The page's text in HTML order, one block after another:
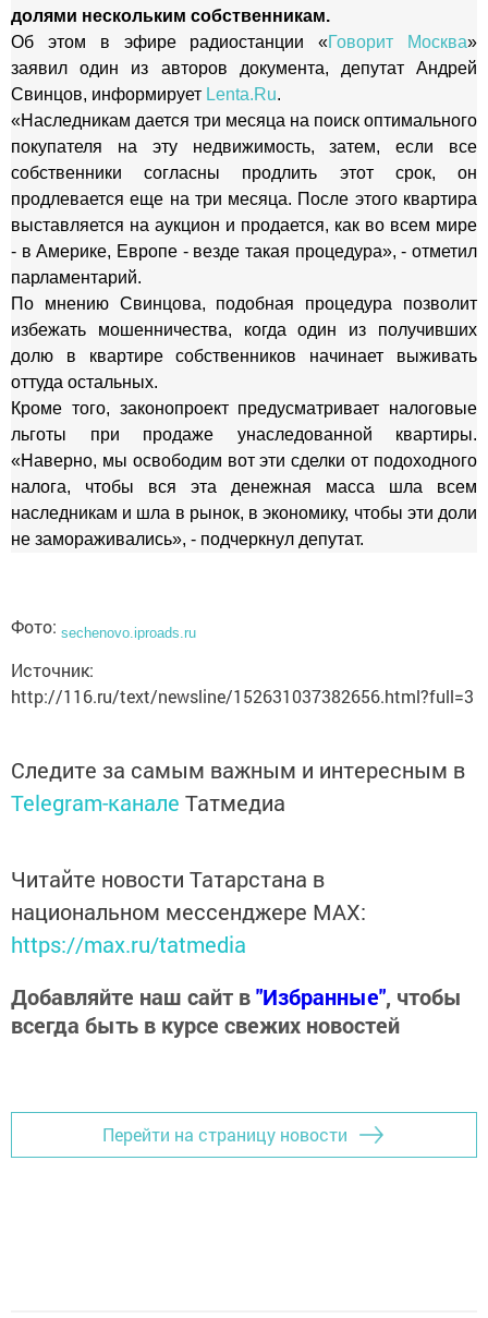
долями нескольким собственникам.
Об этом в эфире радиостанции «Говорит Москва»
заявил один из авторов документа, депутат Андрей
Свинцов, информирует Lenta.Ru.
«Наследникам дается три месяца на поиск оптимального
покупателя на эту недвижимость, затем, если все
собственники согласны продлить этот срок, он
продлевается еще на три месяца. После этого квартира
выставляется на аукцион и продается, как во всем мире
- в Америке, Европе - везде такая процедура», - отметил
парламентарий.
По мнению Свинцова, подобная процедура позволит
избежать мошенничества, когда один из получивших
долю в квартире собственников начинает выживать
оттуда остальных.
Кроме того, законопроект предусматривает налоговые
льготы при продаже унаследованной квартиры.
«Наверно, мы освободим вот эти сделки от подоходного
налога, чтобы вся эта денежная масса шла всем
наследникам и шла в рынок, в экономику, чтобы эти доли
не замораживались», - подчеркнул депутат.
Фото: sechenovo.iproads.ru
Источник:
http://116.ru/text/newsline/152631037382656.html?full=3
Следите за самым важным и интересным в
Telegram-канале Татмедиа
Читайте новости Татарстана в
национальном мессенджере MАХ:
https://max.ru/tatmedia
Добавляйте наш сайт в"Избранные", чтобы
всегда быть в курсе свежих новостей
Перейти на страницу новости